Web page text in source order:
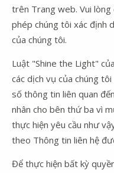
trên Trang web. Vui
phép chúng tôi xác định
của chúng tôi.
Luật "Shine the Light"
các dịch vụ của chúng
số thông tin liên quan
nhân cho bên thứ ba vì
thực hiện yêu cầu như
theo Thông tin liên hệ
Để thực hiện bất kỳ